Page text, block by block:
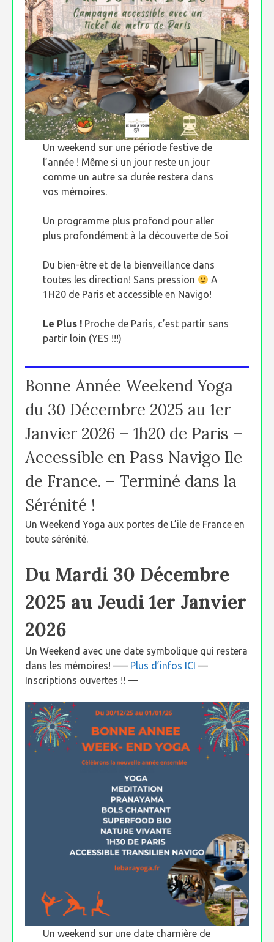
Un weekend sur une période festive de
l’année ! Même si un jour reste un jour
comme un autre sa durée restera dans
vos mémoires.
Un programme plus profond pour aller
plus profondément à la découverte de Soi
Du bien-être et de la bienveillance dans
toutes les direction! Sans pression
A
1H20 de Paris et accessible en Navigo!
Le Plus ! Proche de Paris, c’est partir sans
partir loin (YES !!!)
Bonne Année Weekend Yoga
du 30 Décembre 2025 au 1er
Janvier 2026 – 1h20 de Paris –
Accessible en Pass Navigo Ile
de France. – Terminé dans la
Sérénité !
Un Weekend Yoga aux portes de L’ile de France en
toute sérénité.
Du Mardi 30 Décembre
2025 au Jeudi 1er Janvier
2026
Un Weekend avec une date symbolique qui restera
dans les mémoires! —– Plus d’infos ICI —
Inscriptions ouvertes !! —
Un weekend sur une date charnière de